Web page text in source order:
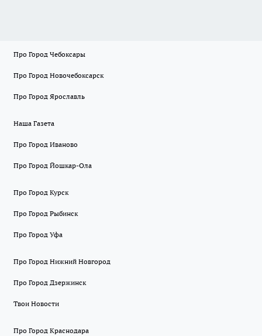
Про Город Чебоксары
Про Город Новочебоксарск
Про Город Ярославль
Наша Газета
Про Город Иваново
Про Город Йошкар-Ола
Про Город Курск
Про Город Рыбинск
Про Город Уфа
Про Город Нижний Новгород
Про Город Дзержинск
Твои Новости
Про Город Краснодара